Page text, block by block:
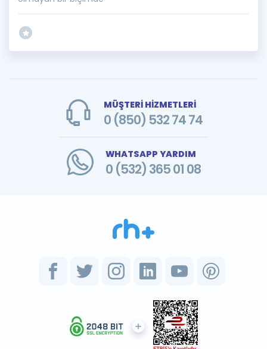
MÜŞTERİ HİZMETLERİ
0 (850) 532 74 74
WHATSAPP YARDIM
0 (532) 365 01 08